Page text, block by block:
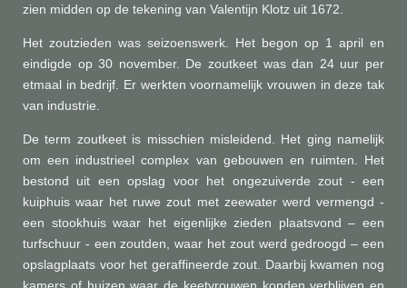
zien midden op de tekening van Valentijn Klotz uit 1672.
Het zoutzieden was seizoenswerk. Het begon op 1 april en
eindigde op 30 november. De zoutkeet was dan 24 uur per
etmaal in bedrijf. Er werkten voornamelijk vrouwen in deze tak
van industrie.
De term zoutkeet is misschien misleidend. Het ging namelijk
om een industrieel complex van gebouwen en ruimten. Het
bestond uit een opslag voor het ongezuiverde zout - een
kuiphuis waar het ruwe zout met zeewater werd vermengd -
een stookhuis waar het eigenlijke zieden plaatsvond – een
turfschuur - een zoutden, waar het zout werd gedroogd – een
opslagplaats voor het geraffineerde zout. Daarbij kwamen nog
kamers of huizen waar de keetvrouwen konden verblijven en